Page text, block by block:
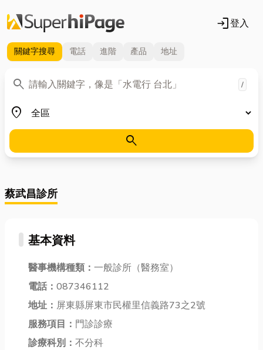
login登入
關鍵字搜尋 電話 進階 產品 地址
search
關鍵字 /
place
地區
search
蔡武昌診所
基本資料
醫事機構種類： 一般診所（醫務室）
電話： 087346112
地址： 屏東縣屏東市民權里信義路73之2號
服務項目： 門診診療
診療科別： 不分科